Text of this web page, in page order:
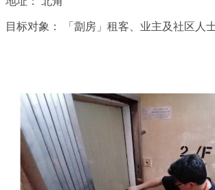
目标对象： 「劏房」租客、业主及社区人